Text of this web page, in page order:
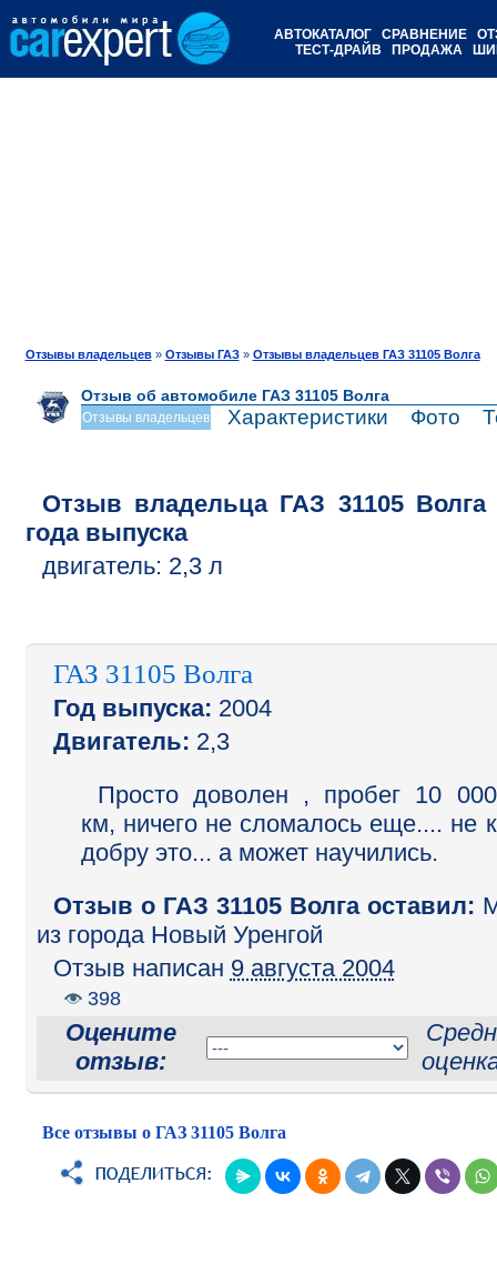
АВТОКАТАЛОГ СРАВНЕНИЕ
ТЕСТ-ДРАЙВ
ПРОДАЖА
Отзывы владельцев» Отзывы ГАЗ» Отзывы владельцев ГАЗ 31105 Волга
Отзыв об автомобиле ГАЗ 31105 Волга
Отзывы владельцев Характеристики Фото
Отзыв владельца ГАЗ 31105 Волга
года выпуска
двигатель: 2,3 л
ГАЗ 31105 Волга
Год выпуска: 2004
Двигатель: 2,3
Просто доволен , пробег 10 000
км, ничего не сломалось еще.... не к
добру это... а может научились.
Отзыв o ГАЗ 31105 Волга оставил:
из города Новый Уренгой
Отзыв написан 9 августа 2004
398
Оцените
отзыв:
Все отзывы о ГАЗ 31105 Волга